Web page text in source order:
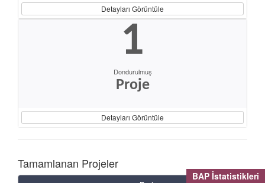
BAP İstatistikleri
Detayları Görüntüle
1
Dondurulmuş
Proje
Detayları Görüntüle
Tamamlanan Projeler